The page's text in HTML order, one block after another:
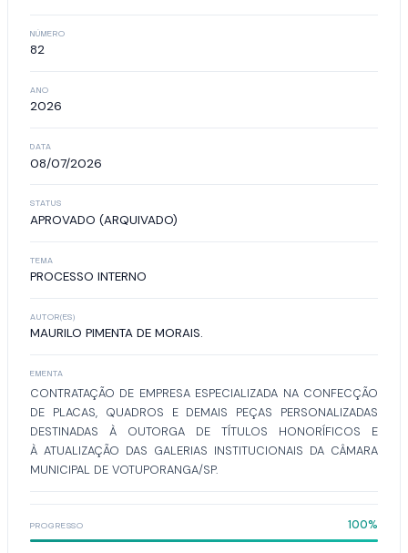
NÚMERO
82
ANO
2026
DATA
08/07/2026
STATUS
APROVADO (ARQUIVADO)
TEMA
PROCESSO INTERNO
AUTOR(ES)
MAURILO PIMENTA DE MORAIS.
EMENTA
CONTRATAÇÃO DE EMPRESA ESPECIALIZADA NA CONFECÇÃO
DE PLACAS, QUADROS E DEMAIS PEÇAS PERSONALIZADAS
DESTINADAS À OUTORGA DE TÍTULOS HONORÍFICOS E
À ATUALIZAÇÃO DAS GALERIAS INSTITUCIONAIS DA CÂMARA
MUNICIPAL DE VOTUPORANGA/SP.
PROGRESSO 100%